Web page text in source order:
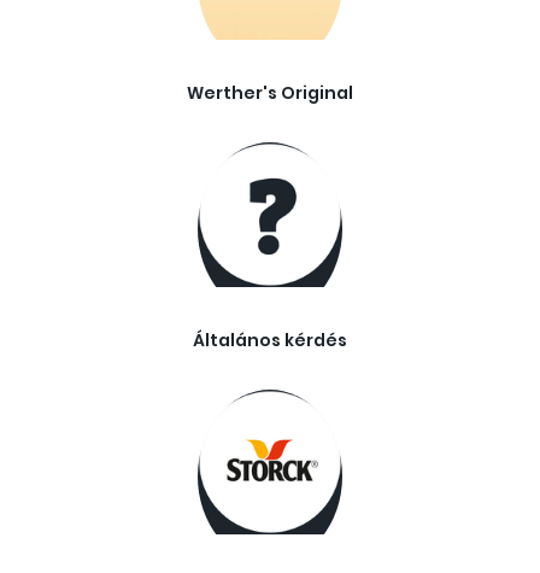
Werther's Original
Általános kérdés